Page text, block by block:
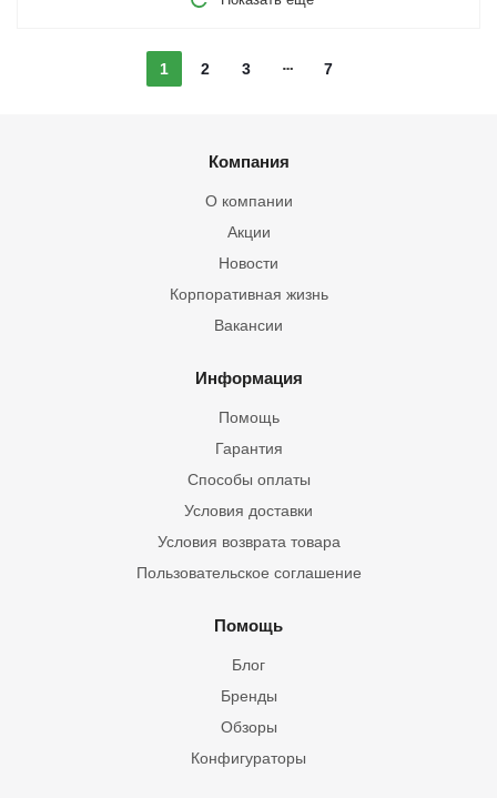
1 2 3 7
Компания
О компании
Акции
Новости
Корпоративная жизнь
Вакансии
Информация
Помощь
Гарантия
Способы оплаты
Условия доставки
Условия возврата товара
Пользовательское соглашение
Помощь
Блог
Бренды
Обзоры
Конфигураторы